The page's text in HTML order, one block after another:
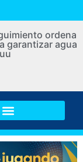
ordena
garantizar agua